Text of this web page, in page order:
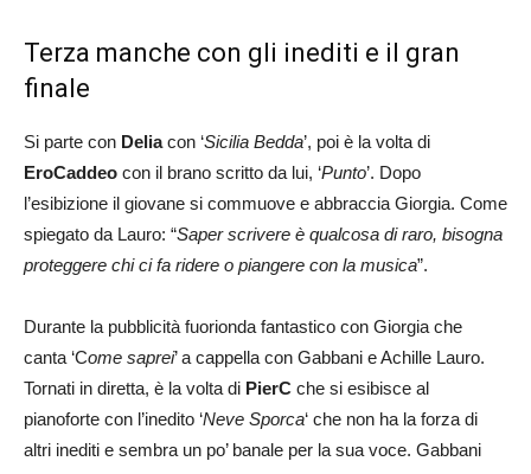
Terza manche con gli inediti e il gran
finale
Si parte con Deliacon ‘Sicilia Bedda’, poi è la volta di
EroCaddeo con il brano scritto da lui, ‘Punto’. Dopo
l’esibizione il giovane si commuove e abbraccia Giorgia. Come
spiegato da Lauro: “Saper scrivere è qualcosa di raro, bisogna
proteggere chi ci fa ridere o piangere con la musica”.
Durante la pubblicità fuorionda fantastico con Giorgia che
canta ‘Come saprei’ a cappella con Gabbani e Achille Lauro.
Tornati in diretta, è la volta di PierC che si esibisce al
pianoforte con l’inedito ‘Neve Sporca‘ che non ha la forza di
altri inediti e sembra un po’ banale per la sua voce. Gabbani